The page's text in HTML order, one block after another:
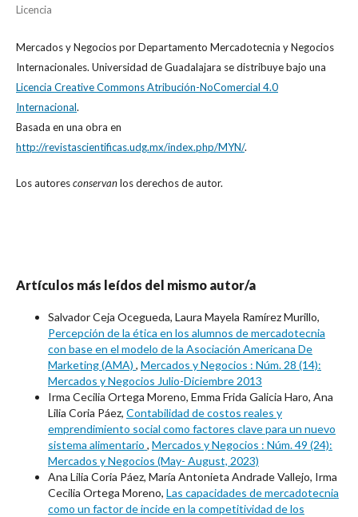
Licencia
Mercados y NegociosporDepartamento Mercadotecnia y Negocios
Internacionales. Universidad de Guadalajara se distribuye bajo una
Licencia Creative Commons Atribución-NoComercial 4.0
Internacional.
Basada en una obra en
http://revistascientificas.udg.mx/index.php/MYN/.
Los autoresconservanlos derechos de autor.
Artículos más leídos del mismo autor/a
Salvador Ceja Ocegueda, Laura Mayela Ramírez Murillo,
Percepción de la ética en los alumnos de mercadotecnia
con base en el modelo de la Asociación Americana De
Marketing (AMA) , Mercados y Negocios : Núm. 28 (14):
Mercados y Negocios Julio-Diciembre 2013
Irma Cecilia Ortega Moreno, Emma Frida Galicia Haro, Ana
Lilia Coria Páez, Contabilidad de costos reales y
emprendimiento social como factores clave para un nuevo
sistema alimentario , Mercados y Negocios : Núm. 49 (24):
Mercados y Negocios (May- August, 2023)
Ana Lilia Coria Páez, María Antonieta Andrade Vallejo, Irma
Cecilia Ortega Moreno, Las capacidades de mercadotecnia
como un factor de incide en la competitividad de los